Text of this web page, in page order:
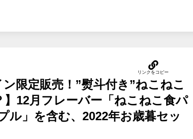
ン限定販売！”熨斗付き”ねこねこ
12月フレーバー「ねこねこ食パ
ル」を含む、2022年お歳暮セッ